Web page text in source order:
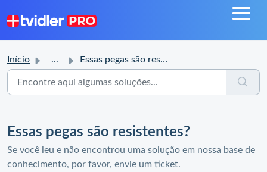
Início ... Essas pegas são resistentes?
Essas pegas são resistentes?
Se você leu e não encontrou uma solução em nossa base de
conhecimento, por favor, envie um ticket.